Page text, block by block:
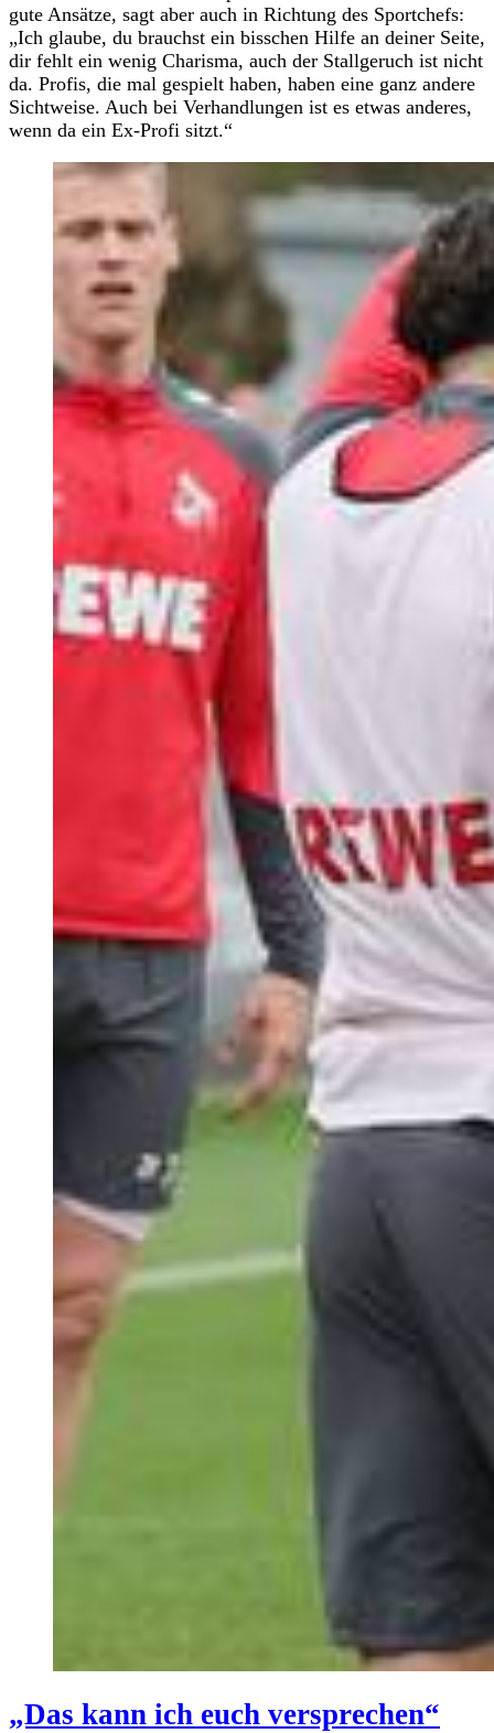
gute Ansätze, sagt aber auch in Richtung des Sportchefs:
„Ich glaube, du brauchst ein bisschen Hilfe an deiner Seite,
dir fehlt ein wenig Charisma, auch der Stallgeruch ist nicht
da. Profis, die mal gespielt haben, haben eine ganz andere
Sichtweise. Auch bei Verhandlungen ist es etwas anderes,
wenn da ein Ex-Profi sitzt.“
„Das kann ich euch versprechen“